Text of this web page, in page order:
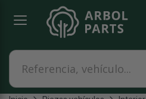
Referencia, vehículo...